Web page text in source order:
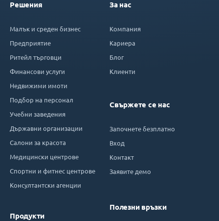
Решения
Малък и среден бизнес
Предприятие
Ритейл търговци
Финансови услуги
Недвижими имоти
Подбор на персонал
Учебни заведения
Държавни организации
Салони за красота
Медицински центрове
Спортни и фитнес центрове
Консултантски агенции
Продукти
За нас
Компания
Кариера
Блог
Клиенти
Свържете се нас
Започнете безплатно
Вход
Контакт
Заявите демо
Полезни връзки